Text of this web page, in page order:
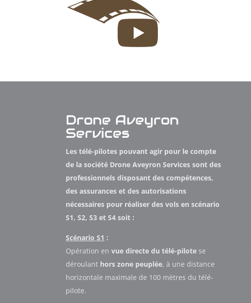
Drone Aveyron
Services
Les télé-pilotes pouvant agir pour le compte
de la société Drone Aveyron Services sont des
professionnels disposant des compétences,
des assurances et des autorisations
nécessaires pour réaliser des vols en scénario
S1, S2, S3 et S4 soit :
Scénario S1 :
Opération envue directe du télé-pilote se
déroulant hors zone peuplée, à une distance
horizontale maximale de 100 mètres du télé-
pilote.